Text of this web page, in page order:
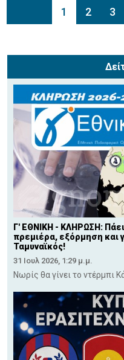
1 2 3
Γ' ΕΘΝΙΚΗ - ΚΛΗΡΩΣΗ:
πρεμιέρα, εξόρμηση και
Ταμυναϊκός!
31 Ιουλ 2026, 1:29 μ.μ.
Νωρίς θα γίνει το ντέρμπι